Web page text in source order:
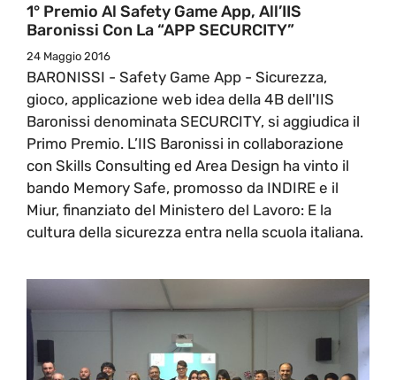
1° Premio Al Safety Game App, All’IIS
Baronissi Con La “APP SECURCITY”
24 Maggio 2016
BARONISSI - Safety Game App - Sicurezza,
gioco, applicazione web idea della 4B dell'IIS
Baronissi denominata SECURCITY, si aggiudica il
Primo Premio. L’IIS Baronissi in collaborazione
con Skills Consulting ed Area Design ha vinto il
bando Memory Safe, promosso da INDIRE e il
Miur, finanziato del Ministero del Lavoro: E la
cultura della sicurezza entra nella scuola italiana.